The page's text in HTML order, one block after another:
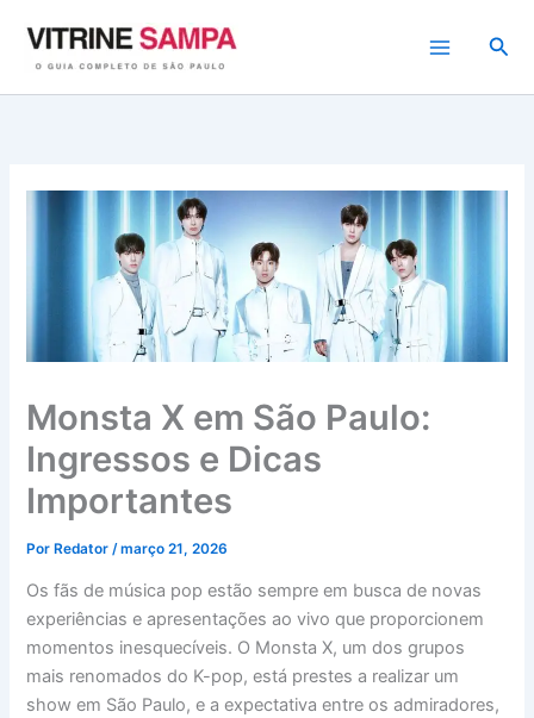
para
conteúdo
Monsta X em São Paulo:
Ingressos e Dicas
Importantes
PorRedator /março 21, 2026
Os fãs de música pop estão sempre em busca de novas
experiências e apresentações ao vivo que proporcionem
momentos inesquecíveis. O Monsta X, um dos grupos
mais renomados do K-pop, está prestes a realizar um
show em São Paulo, e a expectativa entre os admiradores,